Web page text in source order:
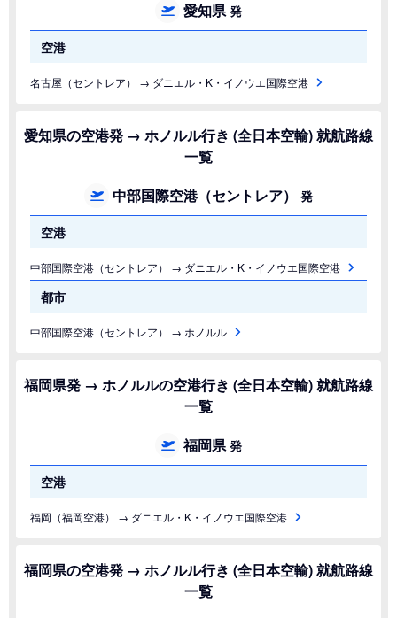
愛知県 発
空港
名古屋（セントレア） → ダニエル・K・イノウエ国際空港
愛知県の空港発 → ホノルル行き (全日本空輸) 就航路線
一覧
中部国際空港（セントレア）
発
空港
中部国際空港（セントレア） → ダニエル・K・イノウエ国際空港
都市
中部国際空港（セントレア） → ホノルル
福岡県発 → ホノルルの空港行き (全日本空輸) 就航路線
一覧
福岡県 発
空港
福岡（福岡空港） → ダニエル・K・イノウエ国際空港
福岡県の空港発 → ホノルル行き (全日本空輸) 就航路線
一覧